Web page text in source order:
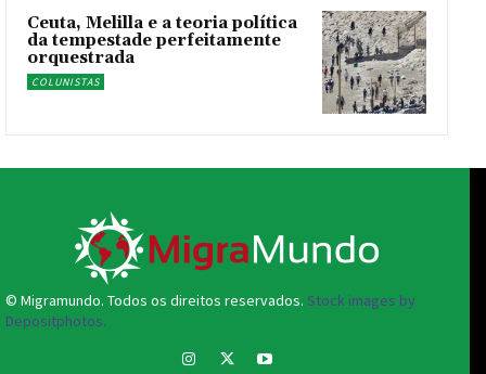
Ceuta, Melilla e a teoria política
da tempestade perfeitamente
orquestrada
COLUNISTAS
© Migramundo. Todos os direitos reservados. Stock images by
Depositphotos.